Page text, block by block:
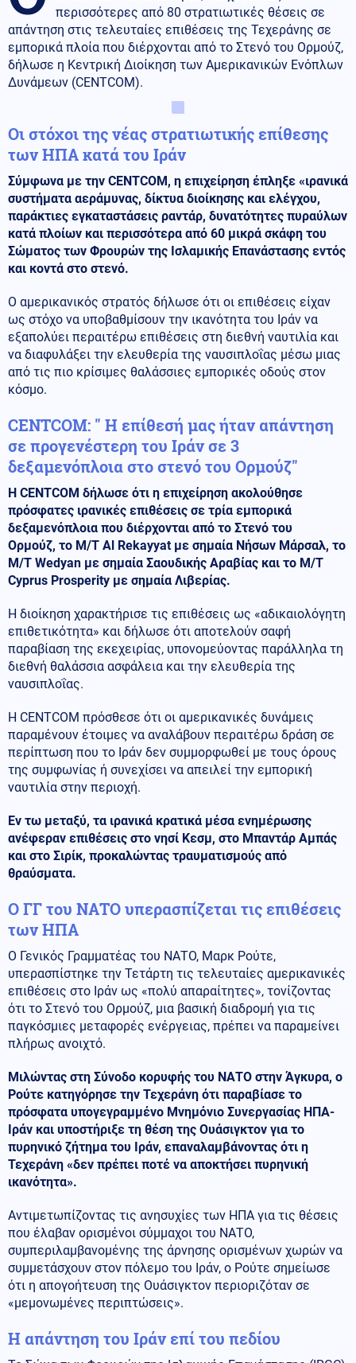
περισσότερες από 80 στρατιωτικές θέσεις σε
απάντηση στις τελευταίες επιθέσεις της Τεχεράνης σε
εμπορικά πλοία που διέρχονται από το Στενό του Ορμούζ,
δήλωσε η Κεντρική Διοίκηση των Αμερικανικών Ενόπλων
Δυνάμεων (CENTCOM).
Οι στόχοι της νέας στρατιωτικής επίθεσης
των ΗΠΑ κατά του Ιράν
Σύμφωνα με την CENTCOM, η επιχείρηση έπληξε «ιρανικά
συστήματα αεράμυνας, δίκτυα διοίκησης και ελέγχου,
παράκτιες εγκαταστάσεις ραντάρ, δυνατότητες πυραύλων
κατά πλοίων και περισσότερα από 60 μικρά σκάφη του
Σώματος των Φρουρών της Ισλαμικής Επανάστασης εντός
και κοντά στο στενό.
Ο αμερικανικός στρατός δήλωσε ότι οι επιθέσεις είχαν
ως στόχο να υποβαθμίσουν την ικανότητα του Ιράν να
εξαπολύει περαιτέρω επιθέσεις στη διεθνή ναυτιλία και
να διαφυλάξει την ελευθερία της ναυσιπλοΐας μέσω μιας
από τις πιο κρίσιμες θαλάσσιες εμπορικές οδούς στον
κόσμο.
CENTCOM: " Η επίθεσή μας ήταν απάντηση
σε προγενέστερη του Ιράν σε 3
δεξαμενόπλοια στο στενό του Ορμούζ"
Η CENTCOM δήλωσε ότι η επιχείρηση ακολούθησε
πρόσφατες ιρανικές επιθέσεις σε τρία εμπορικά
δεξαμενόπλοια που διέρχονται από το Στενό του
Ορμούζ, το M/T Al Rekayyat με σημαία Νήσων Μάρσαλ, το
M/T Wedyan με σημαία Σαουδικής Αραβίας και το M/T
Cyprus Prosperity με σημαία Λιβερίας.
Η διοίκηση χαρακτήρισε τις επιθέσεις ως «αδικαιολόγητη
επιθετικότητα» και δήλωσε ότι αποτελούν σαφή
παραβίαση της εκεχειρίας, υπονομεύοντας παράλληλα τη
διεθνή θαλάσσια ασφάλεια και την ελευθερία της
ναυσιπλοΐας.
Η CENTCOM πρόσθεσε ότι οι αμερικανικές δυνάμεις
παραμένουν έτοιμες να αναλάβουν περαιτέρω δράση σε
περίπτωση που το Ιράν δεν συμμορφωθεί με τους όρους
της συμφωνίας ή συνεχίσει να απειλεί την εμπορική
ναυτιλία στην περιοχή.
Εν τω μεταξύ, τα ιρανικά κρατικά μέσα ενημέρωσης
ανέφεραν επιθέσεις στο νησί Κεσμ, στο Μπαντάρ Αμπάς
και στο Σιρίκ, προκαλώντας τραυματισμούς από
θραύσματα.
Ο ΓΓ του ΝΑΤΟ υπερασπίζεται τις επιθέσεις
των ΗΠΑ
Ο Γενικός Γραμματέας του ΝΑΤΟ, Μαρκ Ρούτε,
υπερασπίστηκε την Τετάρτη τις τελευταίες αμερικανικές
επιθέσεις στο Ιράν ως «πολύ απαραίτητες», τονίζοντας
ότι το Στενό του Ορμούζ, μια βασική διαδρομή για τις
παγκόσμιες μεταφορές ενέργειας, πρέπει να παραμείνει
πλήρως ανοιχτό.
Μιλώντας στη Σύνοδο κορυφής του ΝΑΤΟ στην Άγκυρα, ο
Ρούτε κατηγόρησε την Τεχεράνη ότι παραβίασε το
πρόσφατα υπογεγραμμένο Μνημόνιο Συνεργασίας ΗΠΑ-
Ιράν και υποστήριξε τη θέση της Ουάσιγκτον για το
πυρηνικό ζήτημα του Ιράν, επαναλαμβάνοντας ότι η
Τεχεράνη «δεν πρέπει ποτέ να αποκτήσει πυρηνική
ικανότητα».
Αντιμετωπίζοντας τις ανησυχίες των ΗΠΑ για τις θέσεις
που έλαβαν ορισμένοι σύμμαχοι του ΝΑΤΟ,
συμπεριλαμβανομένης της άρνησης ορισμένων χωρών να
συμμετάσχουν στον πόλεμο του Ιράν, ο Ρούτε σημείωσε
ότι η απογοήτευση της Ουάσιγκτον περιοριζόταν σε
«μεμονωμένες περιπτώσεις».
Η απάντηση του Ιράν επί του πεδίου